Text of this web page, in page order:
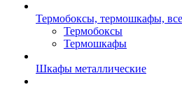
Термобоксы, термошкафы,
Термобоксы
Термошкафы
Шкафы металлические